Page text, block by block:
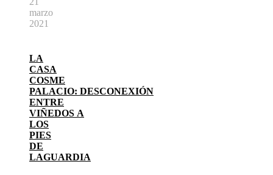
marzo
2021
LA
CASA
COSME
PALACIO: DESCONEXIÓN
ENTRE
VIÑEDOS A
LOS
PIES
DE
LAGUARDIA